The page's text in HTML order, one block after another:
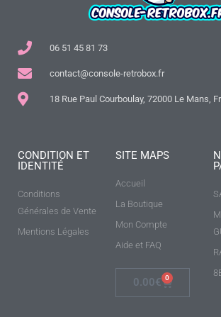
06 51 45 81 73
contact@console-retrobox.fr
18 Rue Paul Courboulay, 72000 Le Mans,
CONDITION ET
IDENTITÉ
Conditions
Générales de Vente
Mentions Légales
SITE MAPS
Accueil
La Boutique
Mon Compte
Aide et FAQ
0.00€ 0